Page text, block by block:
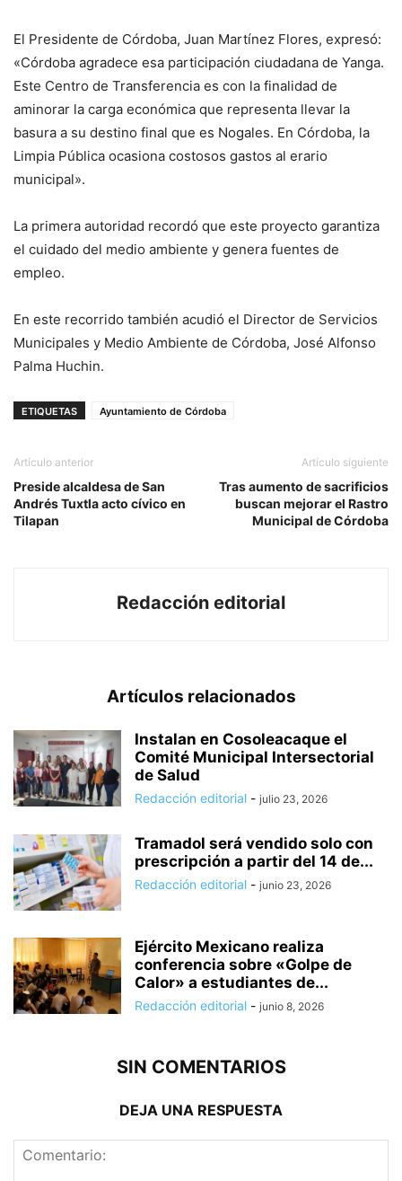
El Presidente de Córdoba, Juan Martínez Flores, expresó:
«Córdoba agradece esa participación ciudadana de Yanga.
Este Centro de Transferencia es con la finalidad de
aminorar la carga económica que representa llevar la
basura a su destino final que es Nogales. En Córdoba, la
Limpia Pública ocasiona costosos gastos al erario
municipal».
La primera autoridad recordó que este proyecto garantiza
el cuidado del medio ambiente y genera fuentes de
empleo.
En este recorrido también acudió el Director de Servicios
Municipales y Medio Ambiente de Córdoba, José Alfonso
Palma Huchin.
ETIQUETAS Ayuntamiento de Córdoba
Artículo anterior
Preside alcaldesa de San
Andrés Tuxtla acto cívico en
Tilapan
Artículo siguiente
Tras aumento de sacrificios
buscan mejorar el Rastro
Municipal de Córdoba
Redacción editorial
Artículos relacionados
Instalan en Cosoleacaque el
Comité Municipal Intersectorial
de Salud
Redacción editorial - julio 23, 2026
Tramadol será vendido solo con
prescripción a partir del 14 de...
Redacción editorial - junio 23, 2026
Ejército Mexicano realiza
conferencia sobre «Golpe de
Calor» a estudiantes de...
Redacción editorial - junio 8, 2026
SIN COMENTARIOS
DEJA UNA RESPUESTA